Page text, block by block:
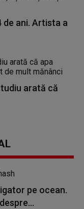
de ani. Artista a
arată că
pe ocean.